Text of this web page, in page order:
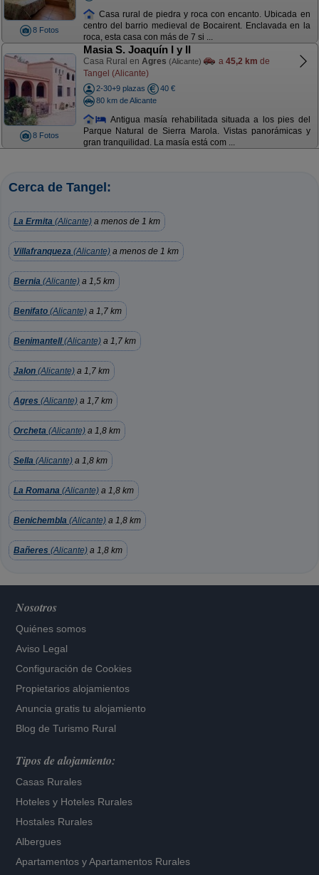
8 Fotos
Casa rural de piedra y roca con encanto. Ubicada en
centro del barrio medieval de Bocairent. Enclavada en la
roca, esta casa con más de 7 si ...
8 Fotos
Masia S. Joaquín I y II
Casa Rural en Agres (Alicante) a 45,2 km de
Tangel (Alicante)
2-30+9 plazas
40 €
80 km de Alicante
Antigua masía rehabilitada situada a los pies del
Parque Natural de Sierra Marola. Vistas panorámicas y
gran tranquilidad. La masía está com ...
Cerca de Tangel:
La Ermita (Alicante) a menos de 1 km
Villafranqueza (Alicante) a menos de 1 km
Bernia (Alicante) a 1,5 km
Benifato (Alicante) a 1,7 km
Benimantell(Alicante) a 1,7 km
Jalon (Alicante) a 1,7 km
Agres (Alicante) a 1,7 km
Orcheta (Alicante) a 1,8 km
Sella (Alicante) a 1,8 km
La Romana (Alicante) a 1,8 km
Benichembla (Alicante) a 1,8 km
Bañeres (Alicante) a 1,8 km
Nosotros
Quiénes somos
Aviso Legal
Configuración de Cookies
Propietarios alojamientos
Anuncia gratis tu alojamiento
Blog de Turismo Rural
Tipos de alojamiento:
Casas Rurales
Hoteles y Hoteles Rurales
Hostales Rurales
Albergues
Apartamentos yApartamentos Rurales